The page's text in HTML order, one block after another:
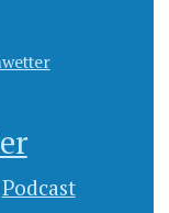
Podcast